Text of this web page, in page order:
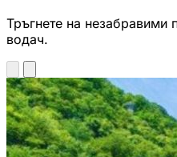
Тръгнете на незабравими
водач.